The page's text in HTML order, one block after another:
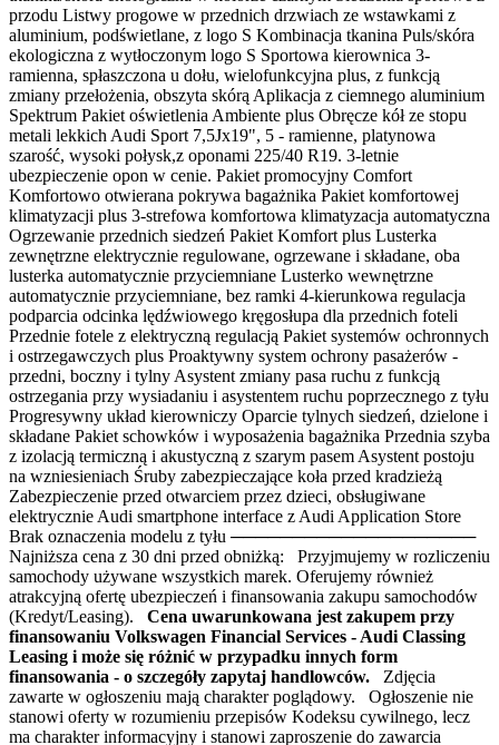
przodu Listwy progowe w przednich drzwiach ze wstawkami z
aluminium, podświetlane, z logo S Kombinacja tkanina Puls/skóra
ekologiczna z wytłoczonym logo S Sportowa kierownica 3-
ramienna, spłaszczona u dołu, wielofunkcyjna plus, z funkcją
zmiany przełożenia, obszyta skórą Aplikacja z ciemnego aluminium
Spektrum Pakiet oświetlenia Ambiente plus Obręcze kół ze stopu
metali lekkich Audi Sport 7,5Jx19", 5 - ramienne, platynowa
szarość, wysoki połysk,z oponami 225/40 R19. 3-letnie
ubezpieczenie opon w cenie. Pakiet promocyjny Comfort
Komfortowo otwierana pokrywa bagażnika Pakiet komfortowej
klimatyzacji plus 3-strefowa komfortowa klimatyzacja automatyczna
Ogrzewanie przednich siedzeń Pakiet Komfort plus Lusterka
zewnętrzne elektrycznie regulowane, ogrzewane i składane, oba
lusterka automatycznie przyciemniane Lusterko wewnętrzne
automatycznie przyciemniane, bez ramki 4-kierunkowa regulacja
podparcia odcinka lędźwiowego kręgosłupa dla przednich foteli
Przednie fotele z elektryczną regulacją Pakiet systemów ochronnych
i ostrzegawczych plus Proaktywny system ochrony pasażerów -
przedni, boczny i tylny Asystent zmiany pasa ruchu z funkcją
ostrzegania przy wysiadaniu i asystentem ruchu poprzecznego z tyłu
Progresywny układ kierowniczy Oparcie tylnych siedzeń, dzielone i
składane Pakiet schowków i wyposażenia bagażnika Przednia szyba
z izolacją termiczną i akustyczną z szarym pasem Asystent postoju
na wzniesieniach Śruby zabezpieczające koła przed kradzieżą
Zabezpieczenie przed otwarciem przez dzieci, obsługiwane
elektrycznie Audi smartphone interface z Audi Application Store
Brak oznaczenia modelu z tyłu ────────────────────
Najniższa cena z 30 dni przed obniżką: Przyjmujemy w rozliczeniu
samochody używane wszystkich marek. Oferujemy również
atrakcyjną ofertę ubezpieczeń i finansowania zakupu samochodów
(Kredyt/Leasing). Cena uwarunkowana jest zakupem przy
finansowaniu Volkswagen Financial Services - Audi Classing
Leasing i może się różnić w przypadku innych form
finansowania - o szczegóły zapytaj handlowców. Zdjęcia
zawarte w ogłoszeniu mają charakter poglądowy. Ogłoszenie nie
stanowi oferty w rozumieniu przepisów Kodeksu cywilnego, lecz
ma charakter informacyjny i stanowi zaproszenie do zawarcia